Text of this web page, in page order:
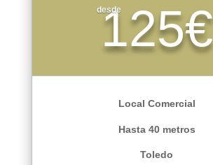
desde
125€
Local Comercial
Hasta 40 metros
Toledo